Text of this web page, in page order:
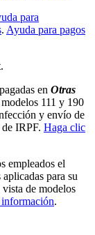
para
. Ayuda para pagos
en Otras
111 y 190
y envío de
IRPF. Haga clic
empleados el
para su
de modelos
.